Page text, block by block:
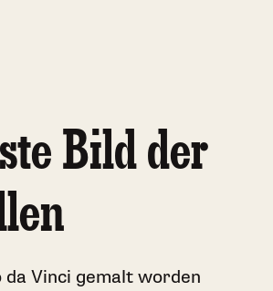
Bild der
da Vinci gemalt worden